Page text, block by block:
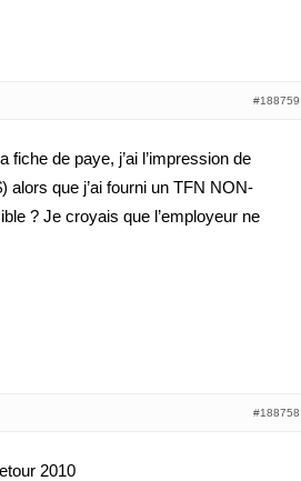
#188759
fiche de paye, j’ai l’impression de
alors que j’ai fourni un TFN NON-
? Je croyais que l’employeur ne
#188758
2010